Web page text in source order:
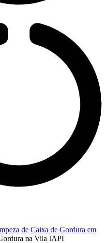
de Caixa de Gordura em
na Vila IAPI